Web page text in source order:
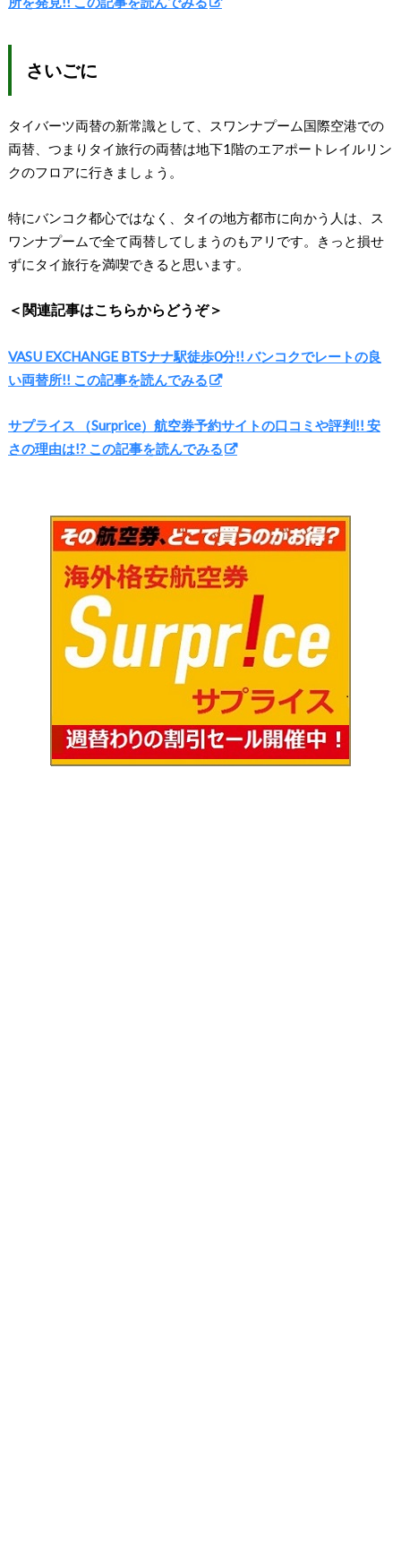
さいごに
タイバーツ両替の新常識として、スワンナプーム国際空港での
両替、つまりタイ旅行の両替は地下1階のエアポートレイルリン
クのフロアに行きましょう。
特にバンコク都心ではなく、タイの地方都市に向かう人は、ス
ワンナプームで全て両替してしまうのもアリです。きっと損せ
ずにタイ旅行を満喫できると思います。
＜関連記事はこちらからどうぞ＞
VASU EXCHANGE BTSナナ駅徒歩0分!! バンコクでレートの良
い両替所!! この記事を読んでみる
サプライス （Surprice）航空券予約サイトの口コミや評判!! 安
さの理由は!? この記事を読んでみる